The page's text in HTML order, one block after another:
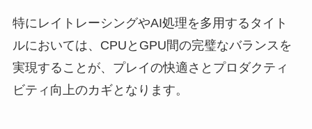
特にレイトレーシングやAI処理を多用するタイト
ルにおいては、CPUとGPU間の完璧なバランスを
実現することが、プレイの快適さとプロダクティ
ビティ向上のカギとなります。